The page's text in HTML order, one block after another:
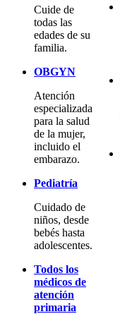
Cuide de
todas las
edades de su
familia.
OBGYN
Atención
especializada
para la salud
de la mujer,
incluido el
embarazo.
Pediatría
Cuidado de
niños, desde
bebés hasta
adolescentes.
Todos los
médicos de
atención
primaria